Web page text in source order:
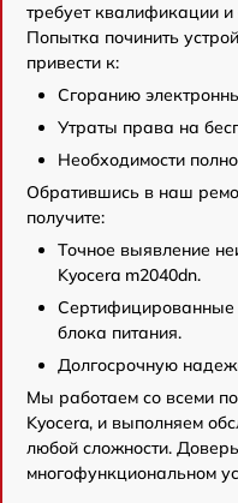
требует квалификации
Попытка починить
привести к:
Сгоранию
Утраты права на
Необходимости
Обратившись в наш
получите:
Точное выявление
Kyocera m2040dn.
блока питания.
Долгосрочную
Мы работаем со всеми
Kyocera, и выполняем
любой сложности.
многофункциональном